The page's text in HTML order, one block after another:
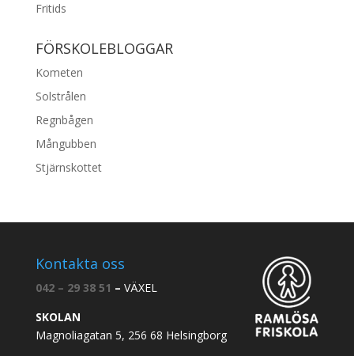
Fritids
FÖRSKOLEBLOGGAR
Kometen
Solstrålen
Regnbågen
Mångubben
Stjärnskottet
Kontakta oss
042 – 29 38 51 – VÄXEL
SKOLAN
Magnoliagatan 5, 256 68 Helsingborg